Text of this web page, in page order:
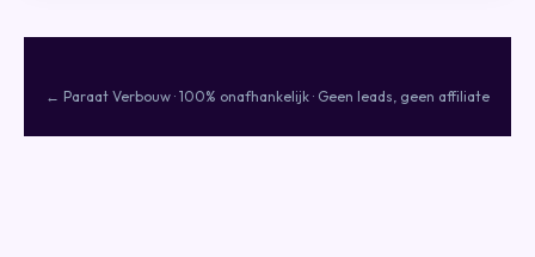
← Paraat Verbouw · 100% onafhankelijk · Geen leads, geen affiliate